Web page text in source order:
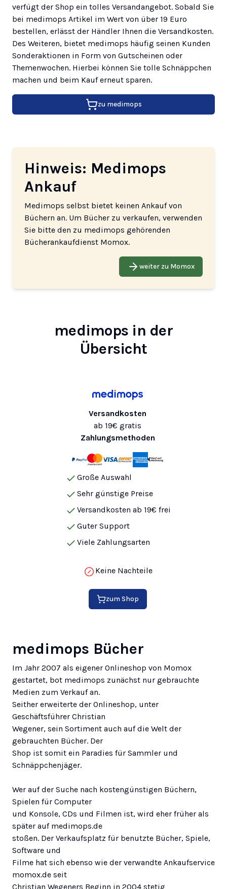
verfügt der Shop ein tolles Versandangebot. Sobald Sie
bei medimops Artikel im Wert von über 19 Euro
bestellen, erlässt der Händler Ihnen die Versandkosten.
Des Weiteren, bietet medimops häufig seinen Kunden
Sonderaktionen in Form von Gutscheinen oder
Themenwochen. Hierbei können Sie tolle Schnäppchen
machen und beim Kauf erneut sparen.
zu medimops
Hinweis: Medimops
Ankauf
Medimops selbst bietet keinen Ankauf von
Büchern an. Um Bücher zu verkaufen, verwenden
Sie bitte den zu medimops gehörenden
Bücherankaufdienst Momox.
weiter zu Momox
medimops in der
Übersicht
Versandkosten
ab 19€ gratis
Zahlungsmethoden
Große Auswahl
Sehr günstige Preise
Versandkosten ab 19€ frei
Guter Support
Viele Zahlungsarten
Keine Nachteile
zum Shop
medimops Bücher
Im Jahr 2007 als eigener Onlineshop von Momox
gestartet, bot medimops zunächst nur gebrauchte
Medien zum Verkauf an.
Seither erweiterte der Onlineshop, unter
Geschäftsführer Christian
Wegener, sein Sortiment auch auf die Welt der
gebrauchten Bücher. Der
Shop ist somit ein Paradies für Sammler und
Schnäppchenjäger.
Wer auf der Suche nach kostengünstigen Büchern,
Spielen für Computer
und Konsole, CDs und Filmen ist, wird eher früher als
später auf medimops.de
stoßen. Der Verkaufsplatz für benutzte Bücher, Spiele,
Software und
Filme hat sich ebenso wie der verwandte Ankaufservice
momox.de seit
Christian Wegeners Beginn in 2004 stetig